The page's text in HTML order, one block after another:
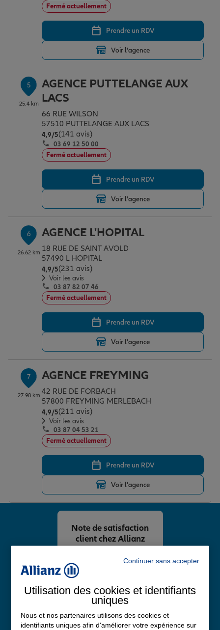
Fermé actuellement
Prendre un RDV
Voir l'agence
5
25.4 km
AGENCE PUTTELANGE AUX
LACS
66 RUE WILSON
57510 PUTTELANGE AUX LACS
4,9/5Note de 4.9 sur 5
(141 avis)
03 69 12 50 00
Fermé actuellement
Prendre un RDV
Voir l'agence
6
26.62 km
AGENCE L'HOPITAL
18 RUE DE SAINT AVOLD
57490 L HOPITAL
4,9/5Note de 4.9 sur 5
(231 avis)
Voir les avis
03 87 82 07 46
Fermé actuellement
Prendre un RDV
Voir l'agence
7
27.98 km
AGENCE FREYMING
42 RUE DE FORBACH
57800 FREYMING MERLEBACH
4,9/5Note de 4.9 sur 5
(211 avis)
Voir les avis
03 87 04 53 21
Fermé actuellement
Prendre un RDV
Voir l'agence
4,8
Note de 4.8 sur 5
Note de satisfaction
client chez Allianz
Continuer sans accepter
Utilisation des cookies et identifiants
uniques
Nous et nos partenaires utilisons des cookies et
identifiants uniques afin d'améliorer votre expérience sur